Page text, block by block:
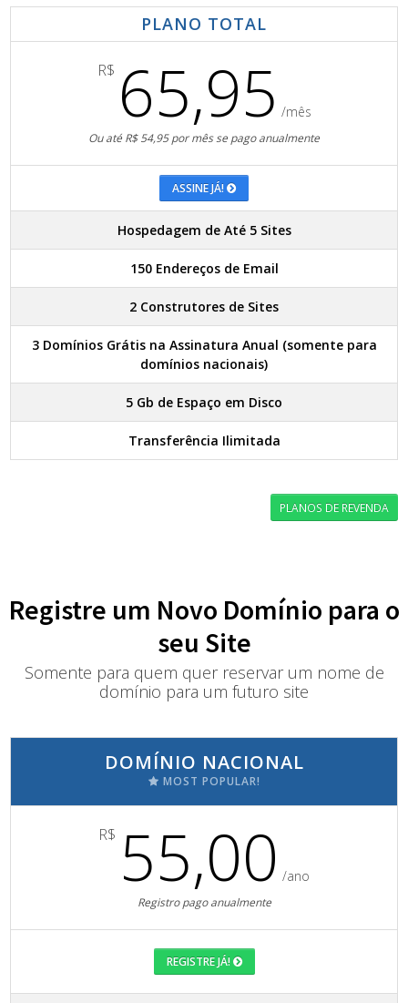
PLANO TOTAL
R$ 65,95 /mês
Ou até R$ 54,95 por mês se pago anualmente
ASSINE JÁ!
Hospedagem de Até 5 Sites
150 Endereços de Email
2 Construtores de Sites
3 Domínios Grátis na Assinatura Anual (somente para
domínios nacionais)
5 Gb de Espaço em Disco
Transferência Ilimitada
PLANOS DE REVENDA
Registre um Novo Domínio para o
seu Site
Somente para quem quer reservar um nome de
domínio para um futuro site
DOMÍNIO NACIONAL
MOST POPULAR!
R$ 55,00 /ano
Registro pago anualmente
REGISTRE JÁ!